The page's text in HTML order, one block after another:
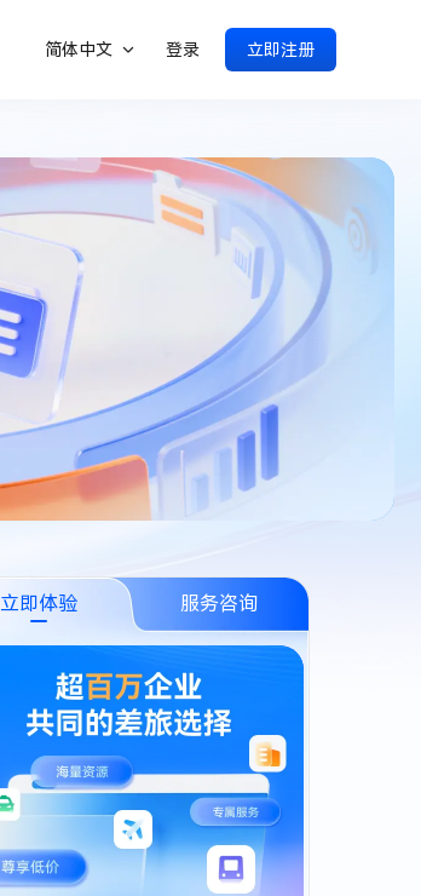
简体中文 登录 立即注册
立即体验 服务咨询